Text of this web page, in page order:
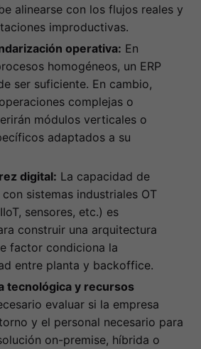
alinearse con los flujos reales y
improductivas.
operativa: En
homogéneos, un ERP
ser suficiente. En cambio,
complejas o
módulos verticales o
adaptados a su
digital: La capacidad de
con sistemas industriales OT
sensores, etc.) es
construir una arquitectura
factor condiciona la
entre planta y backoffice.
tecnológica y recursos
evaluar si la empresa
y el personal necesario para
on-premise, híbrida o